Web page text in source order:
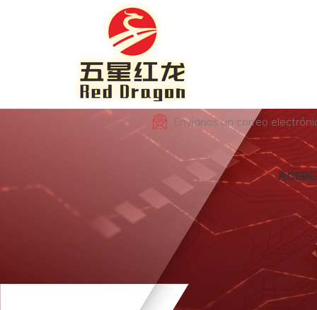
Envíanos un correo